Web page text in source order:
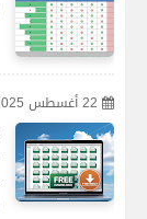
22 أغسطس 2025